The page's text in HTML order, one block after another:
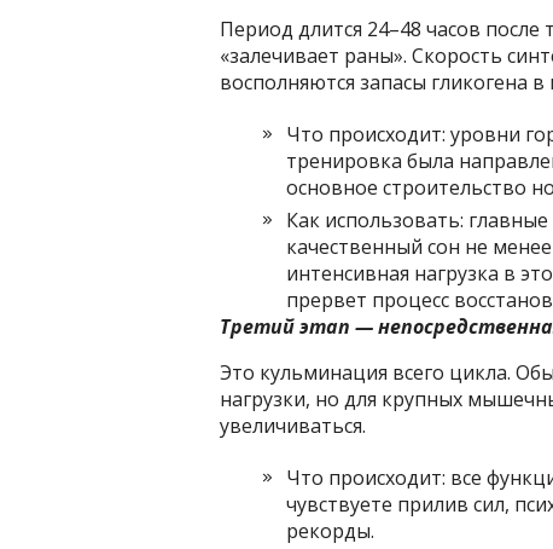
Период длится 24–48 часов
«залечивает раны». Скорость
восполняются запасы гликогена
Что происходит: уровни
тренировка была
основное строительство
Как использовать:
качественный сон не
интенсивная нагрузка в
прервет процесс
Третий этап —
Это кульминация всего цикла.
нагрузки, но для крупных
увеличиваться.
Что происходит: все
чувствуете прилив сил,
рекорды.